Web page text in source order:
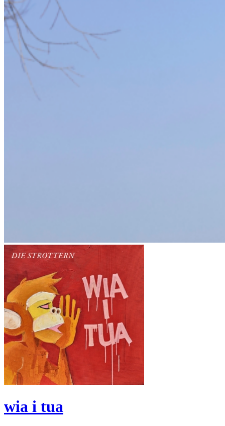
wia i tua